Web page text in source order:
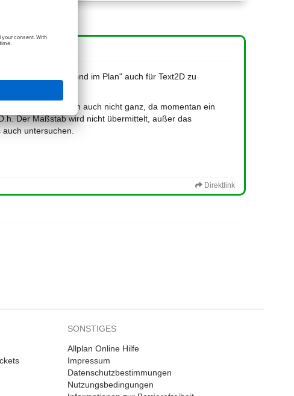
gleichbleibend im Plan" auch für Text2D zu
wahrscheinlich auch nicht ganz, da momentan ein
Der Maßstab wird nicht übermittelt, außer das
untersuchen.
Direktlink
SONSTIGES
Allplan Online Hilfe
Impressum
Datenschutzbestimmungen
Nutzungsbedingungen